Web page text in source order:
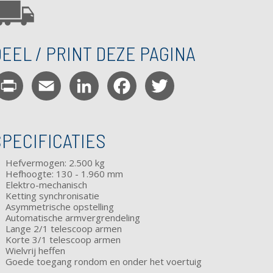
/ PRINT DEZE PAGINA
Print Email LinkedInFacebook
Hefvermogen: 2.500 kg
Hefhoogte: 130 - 1.960 mm
Elektro-mechanisch
Ketting synchronisatie
Asymmetrische opstelling
Automatische armvergrendeling
Lange 2/1 telescoop armen
Korte 3/1 telescoop armen
Wielvrij heffen
Goede toegang rondom en onder het voertuig